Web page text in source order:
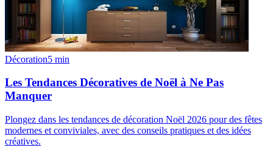
Décoration5 min
Les Tendances Décoratives de Noël à Ne Pas
Manquer
Plongez dans les tendances de décoration Noël 2026 pour des fêtes
modernes et conviviales, avec des conseils pratiques et des idées
créatives.